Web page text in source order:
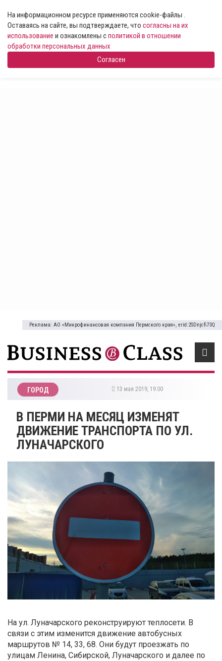
На информационном ресурсе применяются cookie-файлы .
Оставаясь на сайте, вы подтверждаете, что согласны на их
использование и ознакомлены сполитикой в отношении
обработки персональных данных
Согласен
Реклама: АО «Микрофинансовая компания Пермского края», erid:2SDnjcfi73Q
ГОРОД 13 мая 2019, 19:00
В ПЕРМИ НА МЕСЯЦ ИЗМЕНЯТ
ДВИЖЕНИЕ ТРАНСПОРТА ПО УЛ.
ЛУНАЧАРСКОГО
На ул. Луначарского реконструируют теплосети. В
связи с этим изменится движение автобусных
маршрутов № 14, 33, 68. Они будут проезжать по
улицам Ленина, Сибирской, Луначарского и далее по